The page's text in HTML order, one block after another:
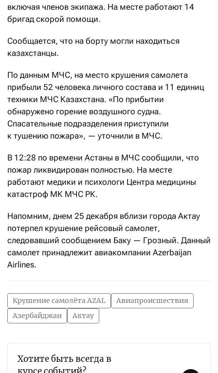
включая членов экипажа. На месте работают 14
бригад скорой помощи.
Сообщается, что на борту могли находиться
казахстанцы.
По данным МЧС, на место крушения самолета
прибыли 52 человека личного состава и 11 единиц
техники МЧС Казахстана. «По прибытии
обнаружено горение воздушного судна.
Спасательные подразделения приступили
к тушению пожара», — уточнили в МЧС.
В 12:28 по времени Астаны в МЧС сообщили, что
пожар ликвидирован полностью. На месте
работают медики и психологи Центра медицины
катастроф МК МЧС РК.
Напомним, днем 25 декабря вблизи города Актау
потерпел крушение рейсовый самолет,
следовавший сообщением Баку — Грозный. Данный
самолет принадлежит авиакомпании Azerbaijan
Airlines.
Крушение самолёта AZAL
Авиапроисшествия
Азербайджан
Актау
Хотите быть всегда в